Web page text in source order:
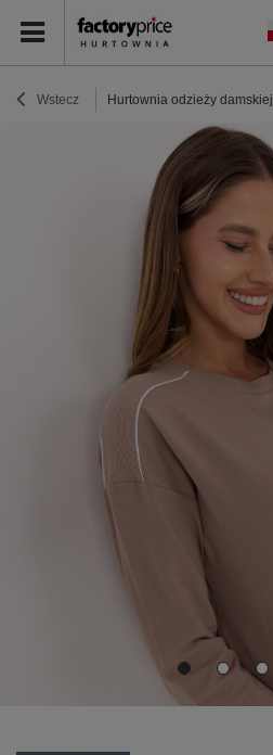
Wstecz Hurtownia odzieży damskiej